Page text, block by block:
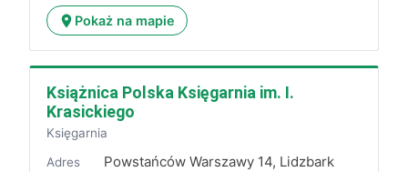
Pokaż na mapie
Książnica Polska Księgarnia im. I.
Krasickiego
Księgarnia
Adres
Powstańców Warszawy 14, Lidzbark